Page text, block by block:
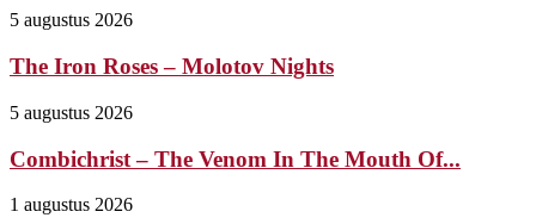
5 augustus 2026
The Iron Roses – Molotov Nights
5 augustus 2026
Combichrist – The Venom In The Mouth Of...
1 augustus 2026